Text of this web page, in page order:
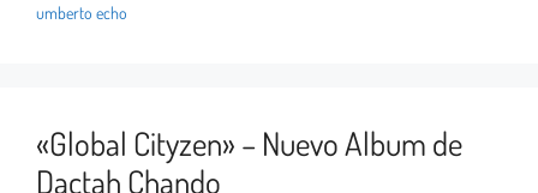
umberto echo
«Global Cityzen» – Nuevo Album de
Dactah Chando